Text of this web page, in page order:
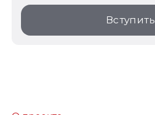
Вступить